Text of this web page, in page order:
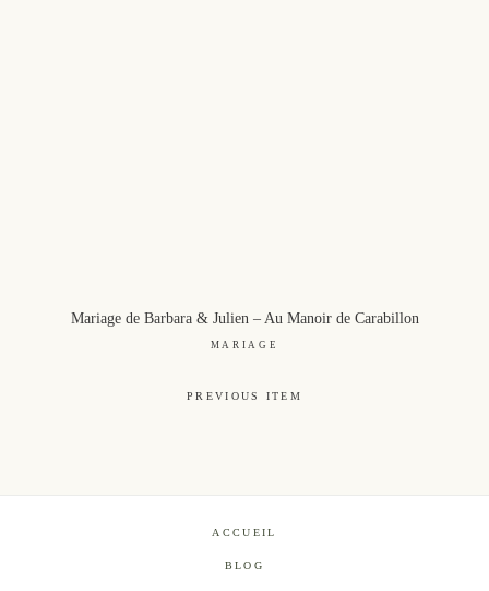
Mariage de Barbara & Julien – Au Manoir de Carabillon
MARIAGE
PREVIOUS ITEM
ACCUEIL
BLOG